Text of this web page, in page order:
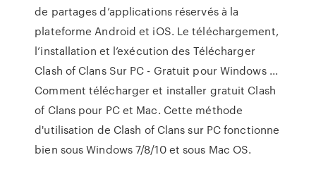
de partages d’applications réservés à la
plateforme Android et iOS. Le téléchargement,
l’installation et l’exécution des Télécharger
Clash of Clans Sur PC - Gratuit pour Windows ...
Comment télécharger et installer gratuit Clash
of Clans pour PC et Mac. Cette méthode
d'utilisation de Clash of Clans sur PC fonctionne
bien sous Windows 7/8/10 et sous Mac OS.